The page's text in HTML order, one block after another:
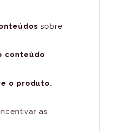
sobre
conteúdo
o produto.
as